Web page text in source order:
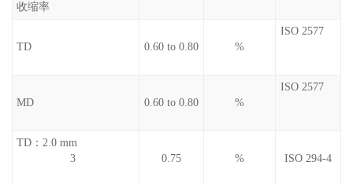
收缩率
TD 0.60 to 0.80 %
ISO 2577
MD 0.60 to 0.80 %
ISO 2577
TD：2.0 mm
3
0.75 % ISO 294-4